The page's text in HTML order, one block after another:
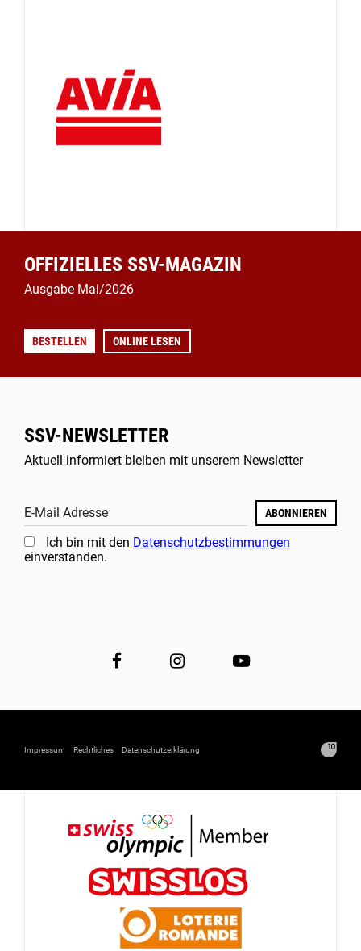
OFFIZIELLES SSV-MAGAZIN
Ausgabe Mai/2026
BESTELLEN ONLINE LESEN
SSV-NEWSLETTER
Aktuell informiert bleiben mit unserem Newsletter
E-Mail Adresse ABONNIEREN
Ich bin mit den Datenschutzbestimmungen
einverstanden.
Impressum Rechtliches Datenschutzerklärung